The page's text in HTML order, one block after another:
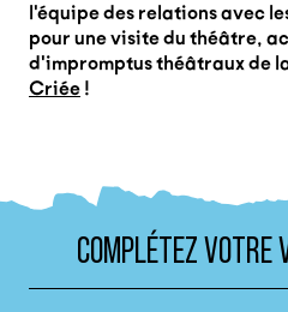
l'équipe des relations avec
pour une visite du théâtre,
d'impromptus théâtraux de
Criée !
COMPLÉTEZ VOTRE